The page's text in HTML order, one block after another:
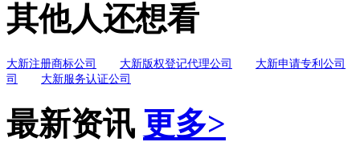
其他人还想看
大新注册商标公司 大新版权登记代理公司
大新申请专利公司
司
大新服务认证公司
最新资讯 更多>